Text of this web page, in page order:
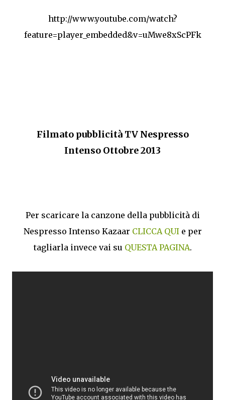
http://www.youtube.com/watch?
feature=player_embedded&v=uMwe8xScPFk
Filmato pubblicità TV Nespresso
Intenso Ottobre 2013
Per scaricare la canzone della pubblicità di
Nespresso Intenso Kazaar CLICCA QUIe per
tagliarla invece vai su QUESTA PAGINA.